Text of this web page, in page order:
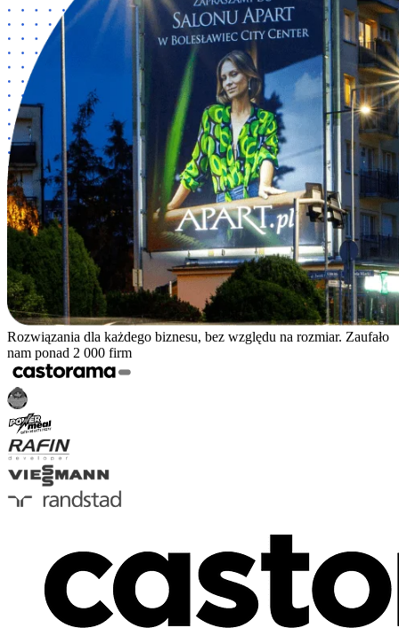
Rozwiązania dla każdego biznesu, bez względu na rozmiar. Zaufało
nam ponad 2 000 firm